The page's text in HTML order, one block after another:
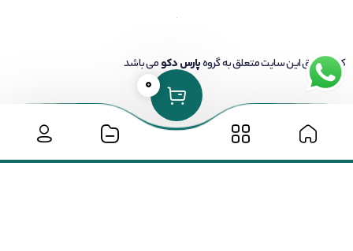
کلیه حقوق این سایت متعلق به گروهپارس دکومی باشد
0